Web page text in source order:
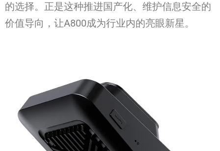
的选择。正是这种推进国产化、维护信息安全的
价值导向，让A800成为行业内的亮眼新星。